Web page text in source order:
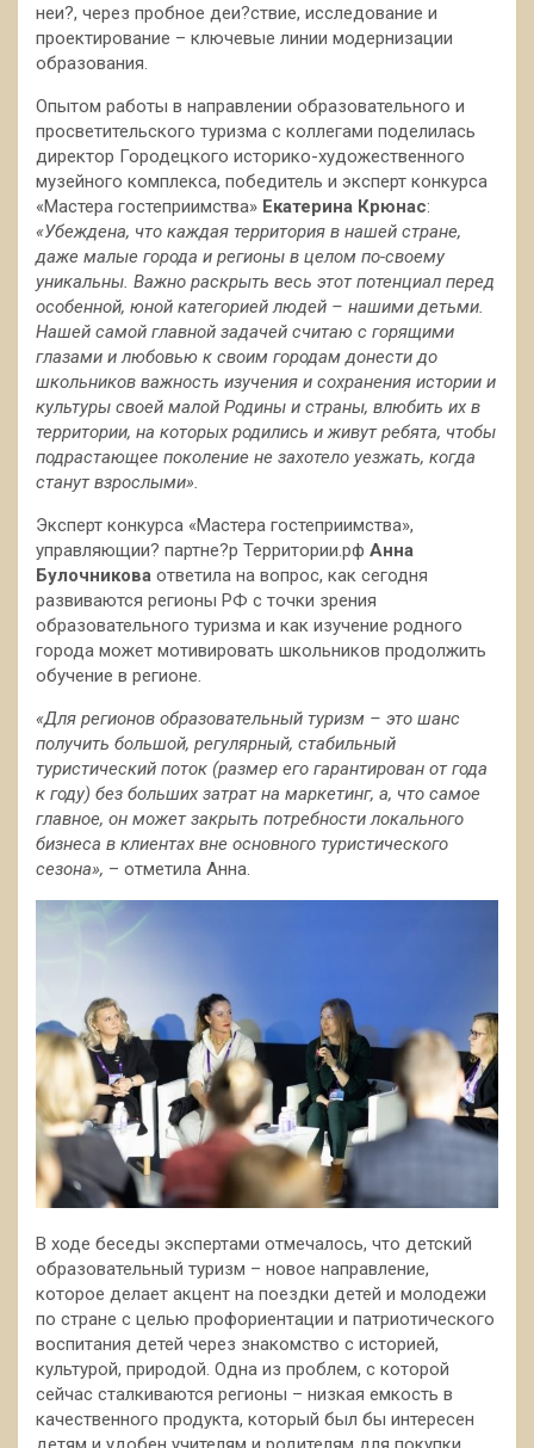
неи?, через пробное деи?ствие, исследование и
проектирование – ключевые линии модернизации
образования.
Опытом работы в направлении образовательного и
просветительского туризма с коллегами поделилась
директор Городецкого историко-художественного
музейного комплекса, победитель и эксперт конкурса
«Мастера гостеприимства» Екатерина Крюнас:
«Убеждена, что каждая территория в нашей стране,
даже малые города и регионы в целом по-своему
уникальны. Важно раскрыть весь этот потенциал перед
особенной, юной категорией людей – нашими детьми.
Нашей самой главной задачей считаю c горящими
глазами и любовью к своим городам донести до
школьников важность изучения и сохранения истории и
культуры своей малой Родины и страны, влюбить их в
территории, на которых родились и живут ребята, чтобы
подрастающее поколение не захотело уезжать, когда
станут взрослыми».
Эксперт конкурса «Мастера гостеприимства»,
управляющии? партне?р Территории.рф Анна
Булочникова ответила на вопрос, как сегодня
развиваются регионы РФ с точки зрения
образовательного туризма и как изучение родного
города может мотивировать школьников продолжить
обучение в регионе.
«Для регионов образовательный туризм – это шанс
получить большой, регулярный, стабильный
туристический поток (размер его гарантирован от года
к году) без больших затрат на маркетинг, а, что самое
главное, он может закрыть потребности локального
бизнеса в клиентах вне основного туристического
сезона», – отметила Анна.
В ходе беседы экспертами отмечалось, что детский
образовательный туризм – новое направление,
которое делает акцент на поездки детей и молодежи
по стране с целью профориентации и патриотического
воспитания детей через знакомство с историей,
культурой, природой. Одна из проблем, с которой
сейчас сталкиваются регионы – низкая емкость в
качественного продукта, который был бы интересен